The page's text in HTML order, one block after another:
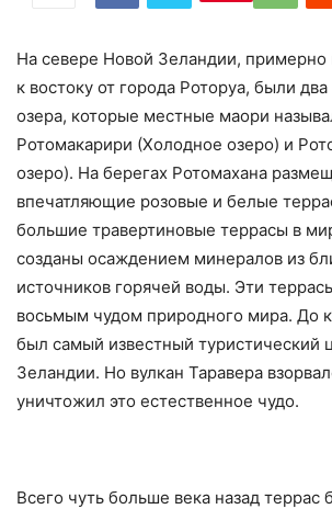
На севере Новой Зеландии, примерно
к востоку от города Роторуа, были
озера, которые местные маори
Ротомакарири (Холодное озеро) и
озеро). На берегах Ротомахана
впечатляющие розовые и белые
большие травертиновые террасы в
созданы осаждением минералов из
источников горячей воды. Эти
восьмым чудом природного мира. До
был самый известный туристический
Зеландии. Но вулкан Таравера
уничтожил это естественное чудо.
Всего чуть больше века назад